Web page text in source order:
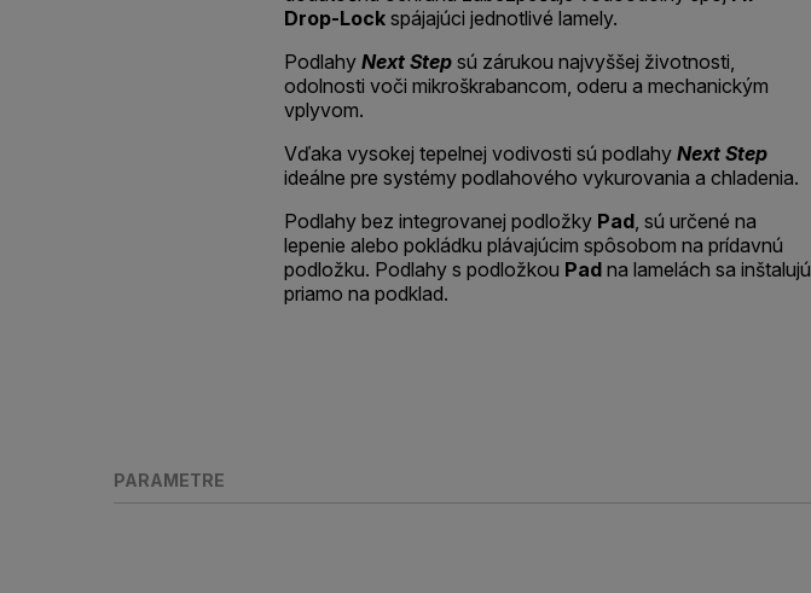
Drop-Lock spájajúci jednotlivé lamely.
Podlahy Next Step sú zárukou najvyššej životnosti,
odolnosti voči mikroškrabancom, oderu a mechanickým
vplyvom.
Vďaka vysokej tepelnej vodivosti sú podlahy Next Step
ideálne pre systémy podlahového vykurovania a chladenia.
Podlahy bez integrovanej podložky Pad, sú určené na
lepenie alebo pokládku plávajúcim spôsobom na prídavnú
podložku. Podlahy s podložkou Pad na lamelách sa inštalujú
priamo na podklad.
PARAMETRE